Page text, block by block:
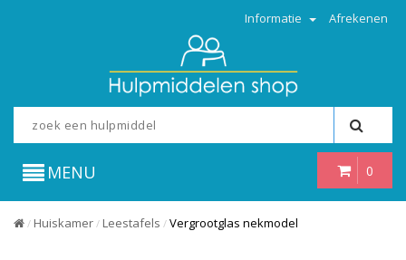
Informatie Afrekenen
0
MENU
/ Huiskamer / Leestafels / Vergrootglas nekmodel